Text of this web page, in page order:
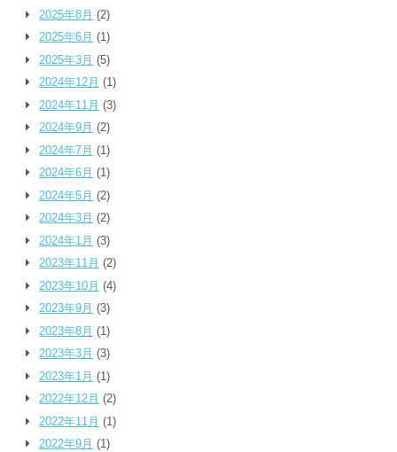
2025年8月 (2)
2025年6月 (1)
2025年3月 (5)
2024年12月 (1)
2024年11月 (3)
2024年9月 (2)
2024年7月 (1)
2024年6月 (1)
2024年5月 (2)
2024年3月 (2)
2024年1月 (3)
2023年11月 (2)
2023年10月 (4)
2023年9月 (3)
2023年8月 (1)
2023年3月 (3)
2023年1月 (1)
2022年12月 (2)
2022年11月 (1)
2022年9月 (1)